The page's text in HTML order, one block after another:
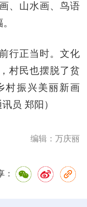
、山水画、鸟语
正当时。文化
村民也摆脱了贫
村振兴美丽新画
员 郑阳）
编辑：万庆丽
：